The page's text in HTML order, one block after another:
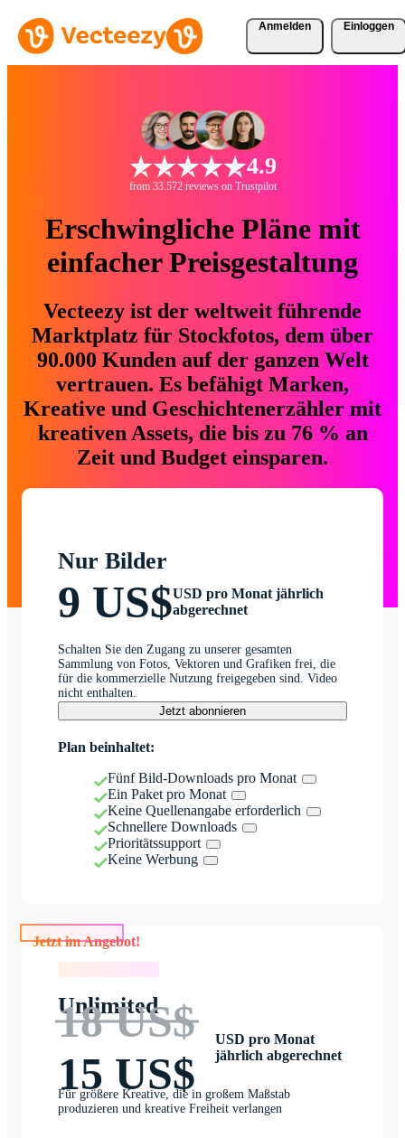
Anmelden Einloggen
4.9
from 33.572 reviews on Trustpilot
Erschwingliche Pläne mit
einfacher Preisgestaltung
Vecteezy ist der weltweit führende
Marktplatz für Stockfotos, dem über
90.000 Kunden auf der ganzen Welt
vertrauen. Es befähigt Marken,
Kreative und Geschichtenerzähler mit
kreativen Assets, die bis zu 76 % an
Zeit und Budget einsparen.
Nur Bilder
9 US$USD pro Monat jährlich
abgerechnet
Schalten Sie den Zugang zu unserer gesamten
Sammlung von Fotos, Vektoren und Grafiken frei, die
für die kommerzielle Nutzung freigegeben sind. Video
nicht enthalten.
Jetzt abonnieren
Plan beinhaltet:
Fünf Bild-Downloads pro Monat
Ein Paket pro Monat
Keine Quellenangabe erforderlich
Schnellere Downloads
Prioritätssupport
Keine Werbung
Jetzt im Angebot!
Unlimited
18 US$
15 US$
USD pro Monat
jährlich abgerechnet
Für größere Kreative, die in großem Maßstab
produzieren und kreative Freiheit verlangen